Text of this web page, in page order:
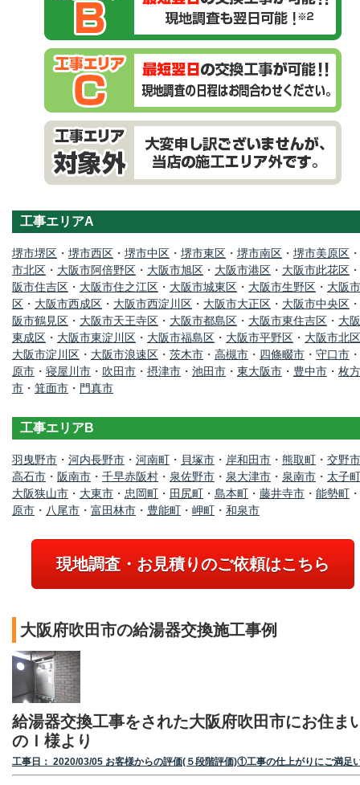
工事エリアA
堺市堺区 ・ 堺市西区 ・ 堺市中区 ・ 堺市東区 ・ 堺市南区 ・ 堺市美原区 ・
市北区 ・ 大阪市阿倍野区 ・ 大阪市旭区 ・ 大阪市港区 ・ 大阪市此花区 ・
阪市住吉区 ・ 大阪市住之江区 ・ 大阪市城東区 ・ 大阪市生野区 ・ 大阪
区 ・ 大阪市西成区 ・ 大阪市西淀川区 ・ 大阪市大正区 ・ 大阪市中央区 ・
阪市鶴見区 ・ 大阪市天王寺区 ・ 大阪市都島区 ・ 大阪市東住吉区 ・ 大
東成区 ・ 大阪市東淀川区 ・ 大阪市福島区 ・ 大阪市平野区 ・ 大阪市北区
大阪市淀川区 ・ 大阪市浪速区 ・ 茨木市 ・ 高槻市 ・ 四條畷市 ・ 守口市 ・
原市 ・ 寝屋川市 ・ 吹田市 ・ 摂津市 ・ 池田市 ・ 東大阪市 ・ 豊中市 ・ 枚方
市 ・ 箕面市 ・ 門真市
工事エリアB
羽曳野市 ・ 河内長野市 ・ 河南町 ・ 貝塚市 ・ 岸和田市 ・ 熊取町 ・ 交野市
高石市 ・ 阪南市 ・ 千早赤阪村 ・ 泉佐野市 ・ 泉大津市 ・ 泉南市 ・ 太子町
大阪狭山市 ・ 大東市 ・ 忠岡町 ・ 田尻町 ・ 島本町 ・ 藤井寺市 ・ 能勢町 ・
原市 ・ 八尾市 ・ 富田林市 ・ 豊能町 ・ 岬町 ・ 和泉市
現地調査・お見積りのご依頼はこちら
大阪府吹田市の給湯器交換施工事例
給湯器交換工事をされた大阪府吹田市にお住ま
のＩ様より
工事日： 2020/03/05 お客様からの評価(５段階評価)①工事の仕上がりにご満足